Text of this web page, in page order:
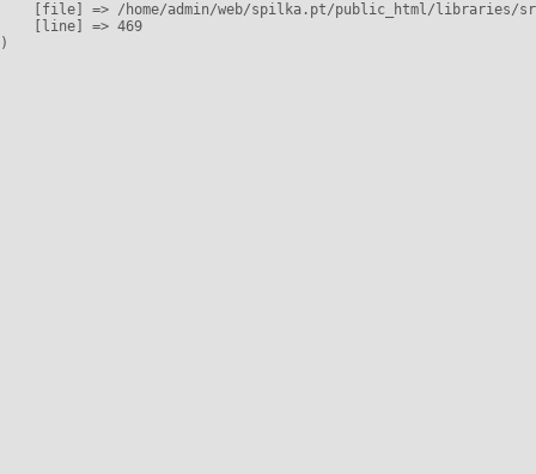
[file] => /home/admin/web/spilka.pt/public_html/libraries/
    [line] => 469